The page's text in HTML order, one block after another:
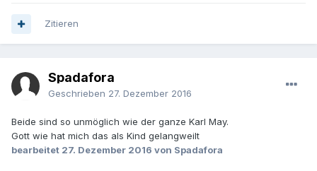
Zitieren
Spadafora
Geschrieben 27. Dezember 2016
Beide sind so unmöglich wie der ganze Karl May.
Gott wie hat mich das als Kind gelangweilt
bearbeitet 27. Dezember 2016 von Spadafora